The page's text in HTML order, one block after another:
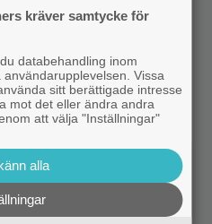
kräver samtycke för
databehandling inom
Vissa
sitt berättigade intresse
mot det eller ändra andra
att välja "Inställningar"
alla